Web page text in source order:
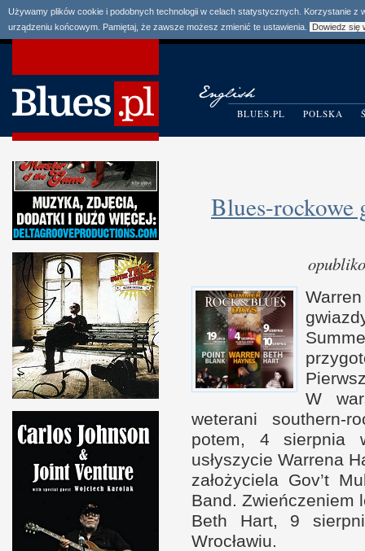
Używamy plików cookie i podobnych technologii w celach statystycznych. Korzystanie
urządzeniu końcowym. Pamiętaj, że zawsze możesz zmienić te ustawienia.
Dowiedz się
BLUES.PL POLSKA
Blues-rockowe
W w
weterani southern-
potem, 4 sierpnia
usłyszycie Warrena
założyciela Gov’t
Band. Zwieńczeniem
Beth Hart, 9 s
Wrocławiu.